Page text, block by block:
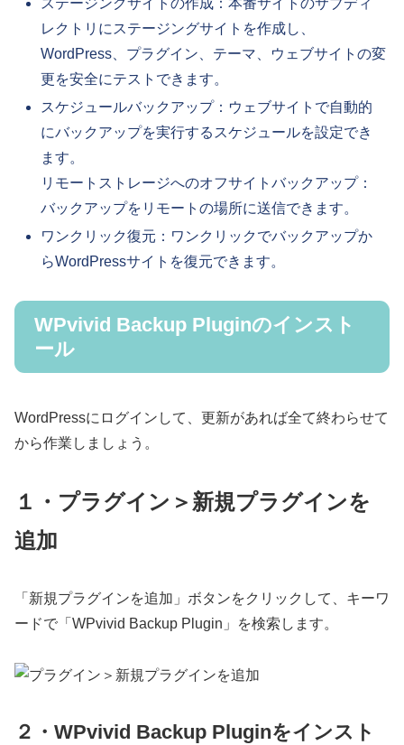
レクトリにステージングサイトを作成し、
WordPress、プラグイン、テーマ、ウェブサイトの変
更を安全にテストできます。
スケジュールバックアップ：ウェブサイトで自動的
にバックアップを実行するスケジュールを設定でき
ます。
リモートストレージへのオフサイトバックアップ：
バックアップをリモートの場所に送信できます。
ワンクリック復元：ワンクリックでバックアップか
らWordPressサイトを復元できます。
WPvivid Backup Pluginのインスト
ール
WordPressにログインして、更新があれば全て終わらせて
から作業しましょう。
１・プラグイン＞新規プラグインを
追加
「新規プラグインを追加」ボタンをクリックして、キーワ
ードで「WPvivid Backup Plugin」を検索します。
２・WPvivid Backup Pluginをインスト